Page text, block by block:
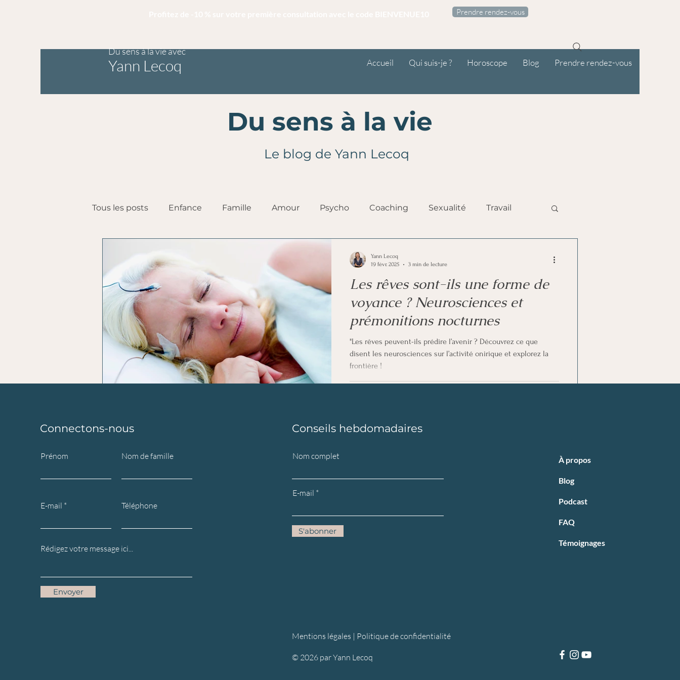
Prendre rendez-vous
Du sens à la vie avec
Yann Lecoq Accueil Qui suis-je ? Horoscope Blog Prendre rendez-vous
Du sens à la vie
Le blog de Yann Lecoq
Tous les posts Enfance Famille Amour Psycho Coaching Sexualité Travail
Les rêves sont-ils une forme de
voyance ? Neurosciences et
prémonitions nocturnes
"Les rêves peuvent-ils prédire l’avenir ? Découvrez ce que
disent les neurosciences sur l’activité onirique et explorez la
frontière !
Yann Lecoq
19 févr. 2025
3 min de lecture
Connectons-nous
Prénom Nom de famille
E-mail Téléphone
Envoyer
Conseils hebdomadaires
Nom complet
E-mail
S'abonner
Mentions légales | Politique de confidentialité
© 2026 par Yann Lecoq
À propos
Blog
Podcast
FAQ
Témoignages